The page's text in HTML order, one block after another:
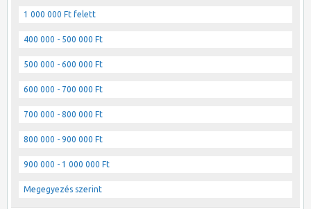
1 000 000 Ft felett
400 000 - 500 000 Ft
500 000 - 600 000 Ft
600 000 - 700 000 Ft
700 000 - 800 000 Ft
800 000 - 900 000 Ft
900 000 - 1 000 000 Ft
Megegyezés szerint